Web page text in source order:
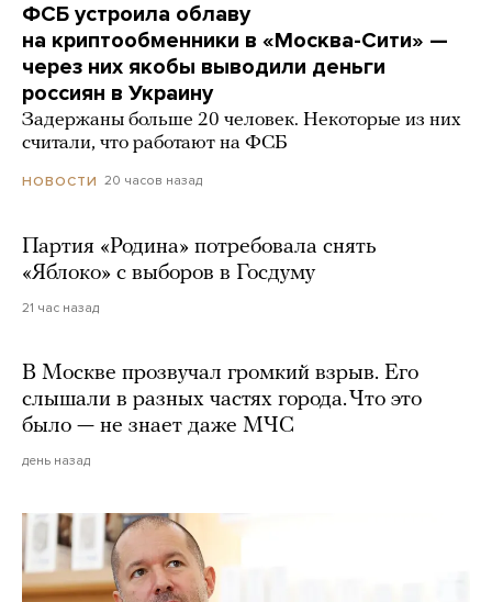
ФСБ устроила облаву
на криптообменники в «Москва-Сити» —
через них якобы выводили деньги
россиян в Украину
Задержаны больше 20 человек. Некоторые из них
считали, что работают на ФСБ
НОВОСТИ 20 часов назад
Партия «Родина» потребовала снять
«Яблоко» с выборов в Госдуму
21 час назад
В Москве прозвучал громкий взрыв. Его
слышали в разных частях города. Что это
было — не знает даже МЧС
день назад